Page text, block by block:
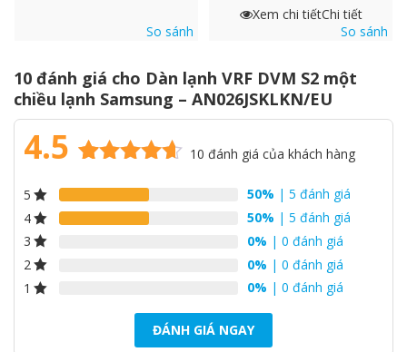
Bộ trao đổi nhiệt loại kim cương mới
Nhỏ gọn và cực kỳ hiệu quả, bộ trao đổi nhiệt kiểu kim cương
mới được thiết kế để tối ưu hóa luồng không khí. Môi trường
làm việc vẫn đảm bảo thoải mái trong khi chi phí cũng được
So sánh
Xem chi tiếtChi tiết
So sánh
10 đánh giá cho Dàn lạnh VRF DVM S2 một
chiều lạnh Samsung – AN026JSKLKN/EU
4.5
dựa trên
đánh giá
10 đánh giá của khách hàng
5 50% | 5 đánh giá
4
50% | 5 đánh giá
3
0% | 0 đánh giá
2
0% | 0 đánh giá
1
0% | 0 đánh giá
ĐÁNH GIÁ NGAY